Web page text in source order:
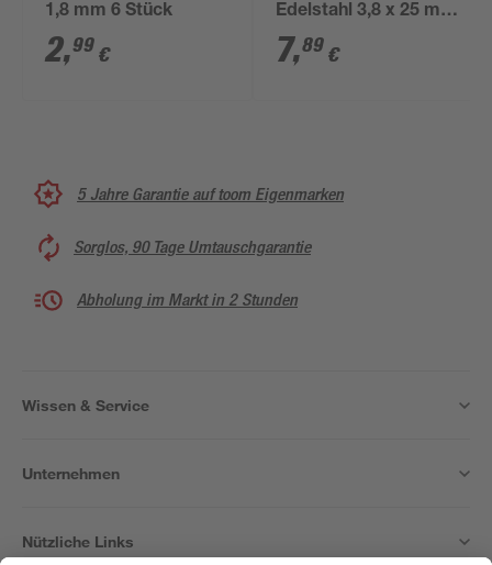
1,8 mm 6 Stück
2,99 €
Edelstahl 3,8 x 25 mm
4 Stück
7,89 €
5 Jahre Garantie auf toom Eigenmarken
Sorglos, 90 Tage Umtauschgarantie
Abholung im Markt in 2 Stunden
Wissen & Service
Unternehmen
Nützliche Links